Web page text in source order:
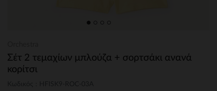
Σέτ 2 τεμαχίων μπλούζα + σορτσάκι ανανά
κορίτσι